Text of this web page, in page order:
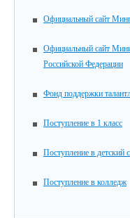
Официальный сайт
Официальный сайт
Российской Федерации
Фонд поддержки
Поступление в 1 класс
Поступление в детский
Поступление в колледж